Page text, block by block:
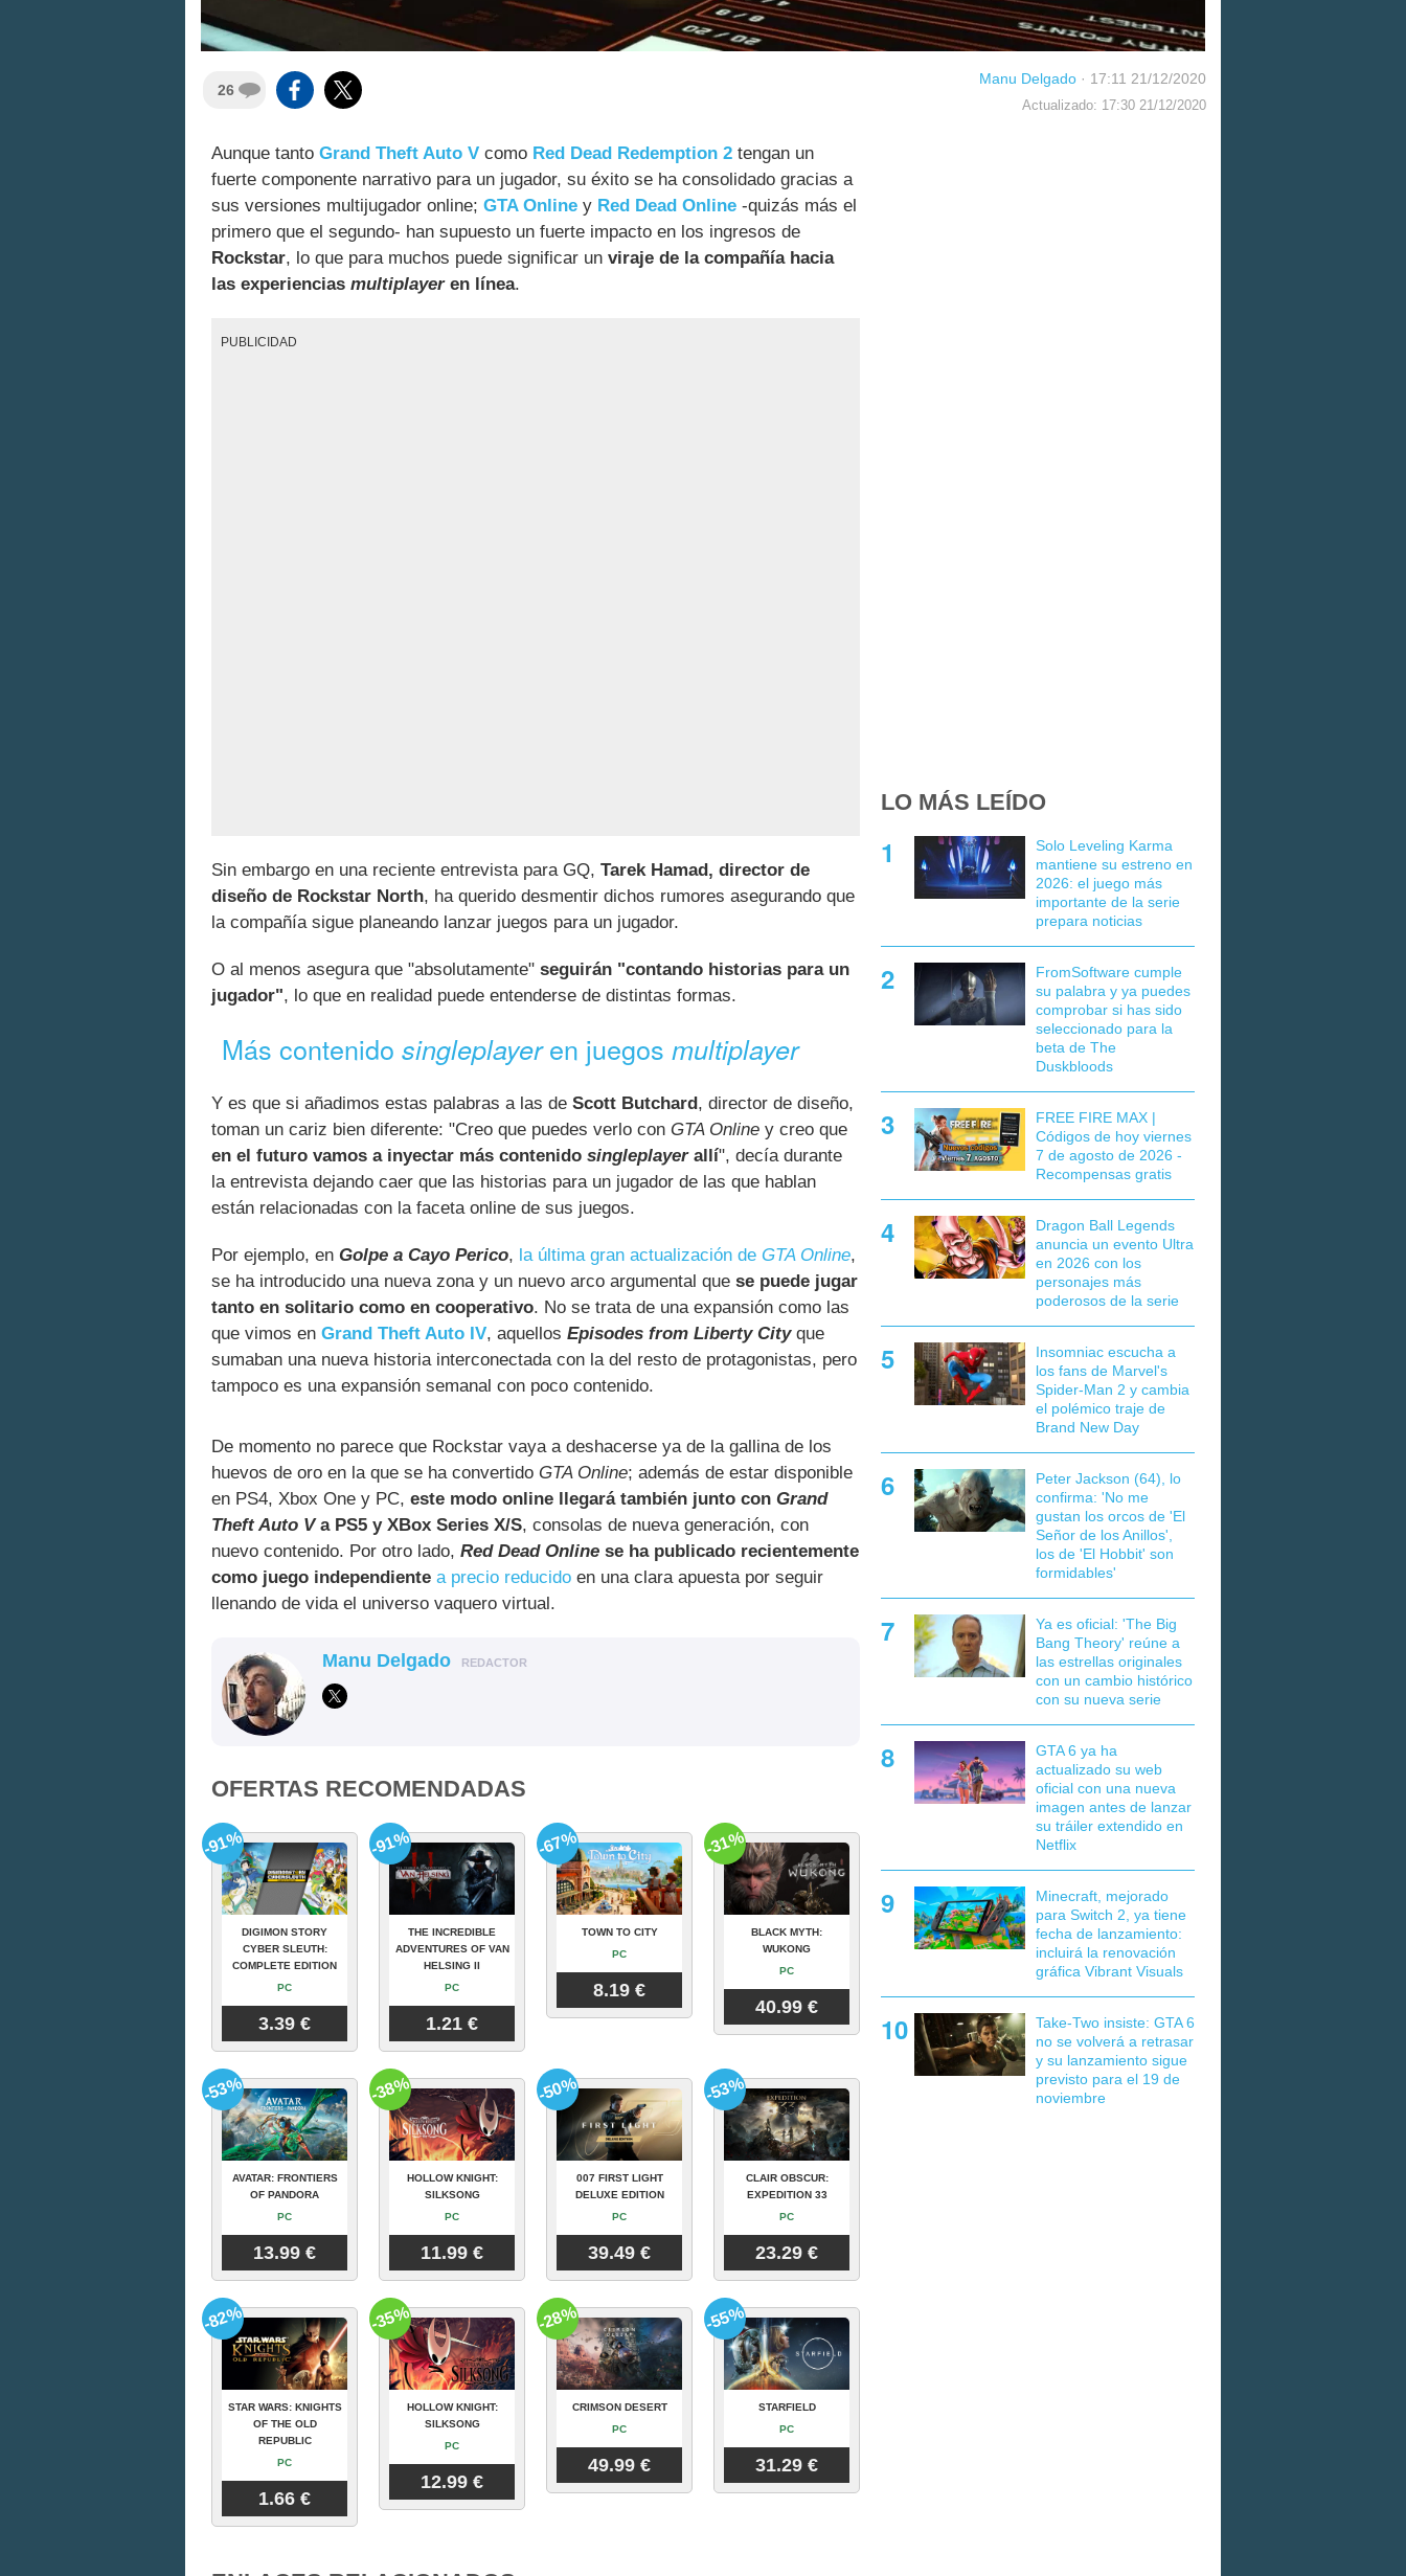
26
Manu Delgado · 17:11 21/12/2020
Actualizado: 17:30 21/12/2020
Aunque tanto Grand Theft Auto V como Red Dead Redemption 2 tengan un
fuerte componente narrativo para un jugador, su éxito se ha consolidado gracias a
sus versiones multijugador online; GTA Online y Red Dead Online -quizás más el
primero que el segundo- han supuesto un fuerte impacto en los ingresos de
Rockstar, lo que para muchos puede significar un viraje de la compañía hacia
las experiencias multiplayeren línea.
PUBLICIDAD
Sin embargo en una reciente entrevista para GQ, Tarek Hamad, director de
diseño de Rockstar North, ha querido desmentir dichos rumores asegurando que
la compañía sigue planeando lanzar juegos para un jugador.
O al menos asegura que "absolutamente" seguirán "contando historias para un
jugador", lo que en realidad puede entenderse de distintas formas.
Más contenidosingleplayeren juegosmultiplayer
Y es que si añadimos estas palabras a las de Scott Butchard, director de diseño,
toman un cariz bien diferente: "Creo que puedes verlo con GTA Online y creo que
en el futuro vamos a inyectar más contenido singleplayerallí", decía durante
la entrevista dejando caer que las historias para un jugador de las que hablan
están relacionadas con la faceta online de sus juegos.
Por ejemplo, en Golpe a Cayo Perico, la última gran actualización de GTA Online,
se ha introducido una nueva zona y un nuevo arco argumental que se puede jugar
tanto en solitario como en cooperativo. No se trata de una expansión como las
que vimos en Grand Theft Auto IV, aquellos Episodes from Liberty Cityque
sumaban una nueva historia interconectada con la del resto de protagonistas, pero
tampoco es una expansión semanal con poco contenido.
De momento no parece que Rockstar vaya a deshacerse ya de la gallina de los
huevos de oro en la que se ha convertido GTA Online; además de estar disponible
en PS4, Xbox One y PC, este modo online llegará también junto con Grand
Theft Auto Va PS5 y XBox Series X/S, consolas de nueva generación, con
nuevo contenido. Por otro lado, Red Dead Online se ha publicado recientemente
como juego independiente a precio reducido en una clara apuesta por seguir
llenando de vida el universo vaquero virtual.
Manu Delgado REDACTOR
OFERTAS RECOMENDADAS
DIGIMON STORY
CYBER SLEUTH:
COMPLETE EDITION
PC
3.39 €
-91%
THE INCREDIBLE
ADVENTURES OF VAN
HELSING II
PC
1.21 €
-91%
TOWN TO CITY
PC
8.19 €
-67%
BLACK MYTH:
WUKONG
PC
40.99 €
-31%
AVATAR: FRONTIERS
OF PANDORA
PC
13.99 €
-53%
HOLLOW KNIGHT:
SILKSONG
PC
11.99 €
-38%
007 FIRST LIGHT
DELUXE EDITION
PC
39.49 €
-50%
CLAIR OBSCUR:
EXPEDITION 33
PC
23.29 €
-53%
STAR WARS: KNIGHTS
OF THE OLD
REPUBLIC
PC
1.66 €
-82%
HOLLOW KNIGHT:
SILKSONG
PC
12.99 €
-35%
CRIMSON DESERT
PC
49.99 €
-28%
STARFIELD
PC
31.29 €
-55%
LO MÁS LEÍDO
Solo Leveling Karma
mantiene su estreno en
2026: el juego más
importante de la serie
prepara noticias
FromSoftware cumple
su palabra y ya puedes
comprobar si has sido
seleccionado para la
beta de The
Duskbloods
FREE FIRE MAX |
Códigos de hoy viernes
7 de agosto de 2026 -
Recompensas gratis
Dragon Ball Legends
anuncia un evento Ultra
en 2026 con los
personajes más
poderosos de la serie
Insomniac escucha a
los fans de Marvel's
Spider-Man 2 y cambia
el polémico traje de
Brand New Day
Peter Jackson (64), lo
confirma: 'No me
gustan los orcos de 'El
Señor de los Anillos',
los de 'El Hobbit' son
formidables'
Ya es oficial: 'The Big
Bang Theory' reúne a
las estrellas originales
con un cambio histórico
con su nueva serie
GTA 6 ya ha
actualizado su web
oficial con una nueva
imagen antes de lanzar
su tráiler extendido en
Netflix
Minecraft, mejorado
para Switch 2, ya tiene
fecha de lanzamiento:
incluirá la renovación
gráfica Vibrant Visuals
Take-Two insiste: GTA 6
no se volverá a retrasar
y su lanzamiento sigue
previsto para el 19 de
noviembre